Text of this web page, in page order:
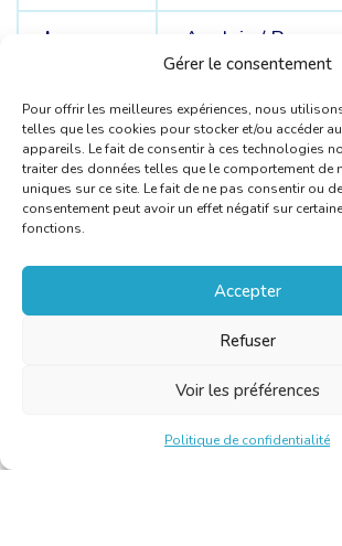
Gérer le consentement
Pour offrir les meilleures expériences, nous
telles que les cookies pour stocker et/ou accéder
appareils. Le fait de consentir à ces technologies
traiter des données telles que le comportement de
uniques sur ce site. Le fait de ne pas consentir ou
consentement peut avoir un effet négatif sur
fonctions.
Accepter
Refuser
Voir les préférences
Politique de confidentialité
Langues
Anglais / Russe